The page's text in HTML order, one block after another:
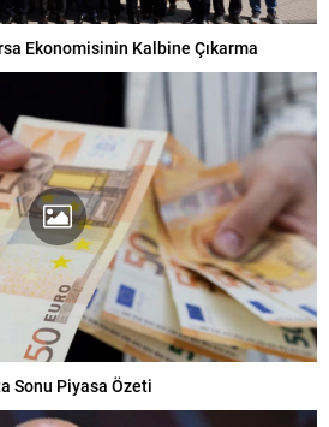
Ekonomisinin Kalbine Çıkarma
Sonu Piyasa Özeti